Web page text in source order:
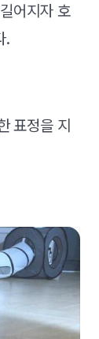
어지자 호
.
표정을 지